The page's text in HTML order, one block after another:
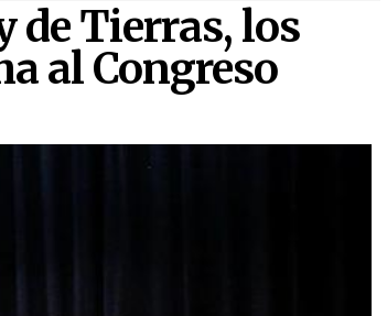
de Tierras, los
al Congreso